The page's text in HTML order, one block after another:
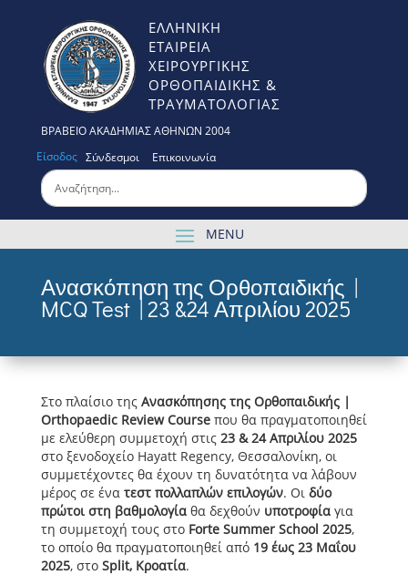
ΕΛΛΗΝΙΚΗ
ΕΤΑΙΡΕΙΑ
ΧΕΙΡΟΥΡΓΙΚΗΣ
ΟΡΘΟΠΑΙΔΙΚΗΣ &
ΤΡΑΥΜΑΤΟΛΟΓΙΑΣ
ΒΡΑΒΕΙΟ ΑΚΑΔΗΜΙΑΣ ΑΘΗΝΩΝ 2004
Είσοδος Σύνδεσμοι Επικοινωνία
Ανασκόπηση της Ορθοπαιδικής |
MCQ Test | 23 &24 Απριλίου 2025
Στο πλαίσιο της Ανασκόπησης της Ορθοπαιδικής |
Orthopaedic Review Courseπου θα πραγματοποιηθεί
με ελεύθερη συμμετοχή στις 23 & 24 Απριλίου 2025
στο ξενοδοχείο Hayatt Regency, Θεσσαλονίκη, οι
συμμετέχοντες θα έχουν τη δυνατότητα να λάβουν
μέρος σε ένα τεστ πολλαπλών επιλογών. Οι δύο
πρώτοι στη βαθμολογίαθα δεχθούν υποτροφίαγια
τη συμμετοχή τους στο Forte Summer School 2025,
το οποίο θα πραγματοποιηθεί από 19 έως 23 Μαΐου
2025, στο Split, Κροατία.